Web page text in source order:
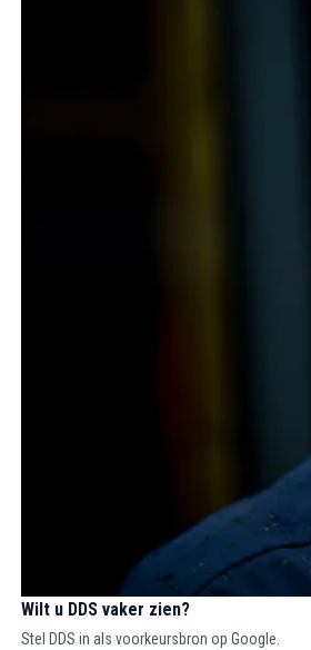
Wilt u DDS vaker zien?
Stel DDS in als voorkeursbron op Google.